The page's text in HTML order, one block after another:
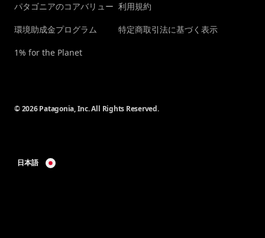
パタゴニアのコアバリュー
環境助成金プログラム
1% for the Planet
利用規約
特定商取引法に基づく表示
© 2026 Patagonia, Inc. All Rights Reserved.
日本語